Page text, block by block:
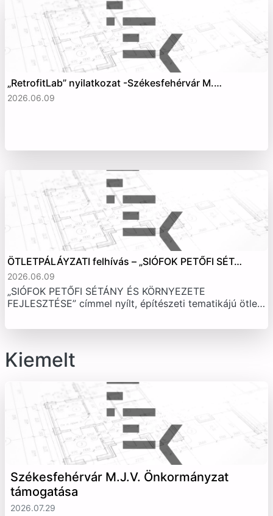
„RetrofitLab” nyilatkozat -Székesfehérvár M.…
2026.06.09
ÖTLETPÁLÁYZATI felhívás – „SIÓFOK PETŐFI SÉT…
2026.06.09
„SIÓFOK PETŐFI SÉTÁNY ÉS KÖRNYEZETE
FEJLESZTÉSE” címmel nyílt, építészeti tematikájú ötle…
Kiemelt
Székesfehérvár M.J.V. Önkormányzat
támogatása
2026.07.29